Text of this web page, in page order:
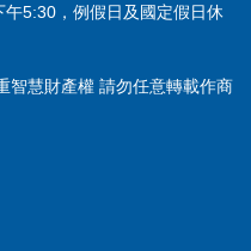
5:30，例假日及國定假日休
智慧財產權 請勿任意轉載作商